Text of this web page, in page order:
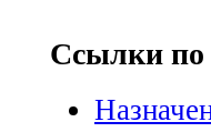
Ссылки по